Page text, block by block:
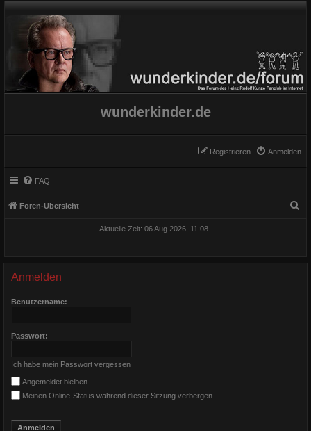
wunderkinder.de
Anmelden
Registrieren
FAQ
Foren-Übersicht
Aktuelle Zeit: 06 Aug 2026, 11:08
Anmelden
Benutzername:
Passwort:
Ich habe mein Passwort vergessen
Angemeldet bleiben
Meinen Online-Status während dieser Sitzung verbergen